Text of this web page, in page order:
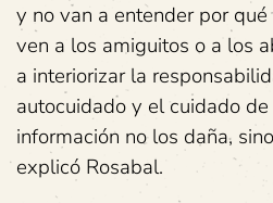
y no van a entender por
ven a los amiguitos o a los
a interiorizar la
autocuidado y el cuidado
información no los daña,
explicó Rosabal.